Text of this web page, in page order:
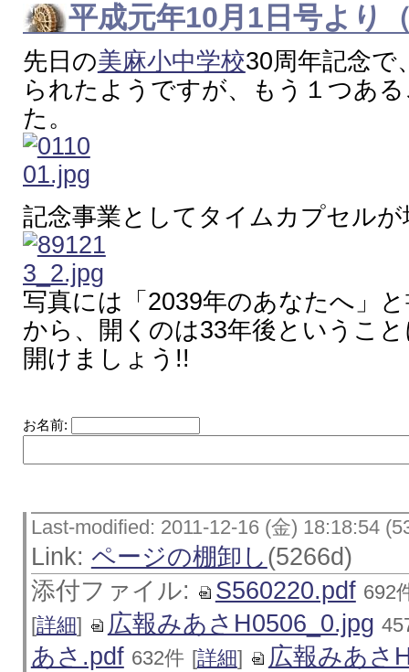
平成元年10月1日号より
先日の美麻小中学校30周年記念で
られたようですが、もう１つあ
た。
記念事業としてタイムカプセル
写真には「2039年のあなたへ」
から、開くのは33年後というこ
開けましょう!!
お名前:
Last-modified: 2011-12-16 (金) 18:18:54
Link: ページの棚卸し (5266d)
添付ファイル:
S560220.pdf 692
[詳細] 広報みあさH0506_0.jpg
あさ.pdf 632件 [詳細]
広報みあさ